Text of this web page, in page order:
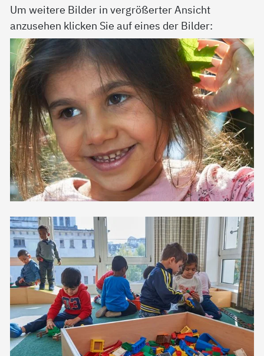
Um weitere Bilder in vergrößerter Ansicht
anzusehen klicken Sie auf eines der Bilder: